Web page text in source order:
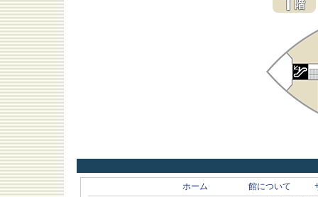
ホーム 館について